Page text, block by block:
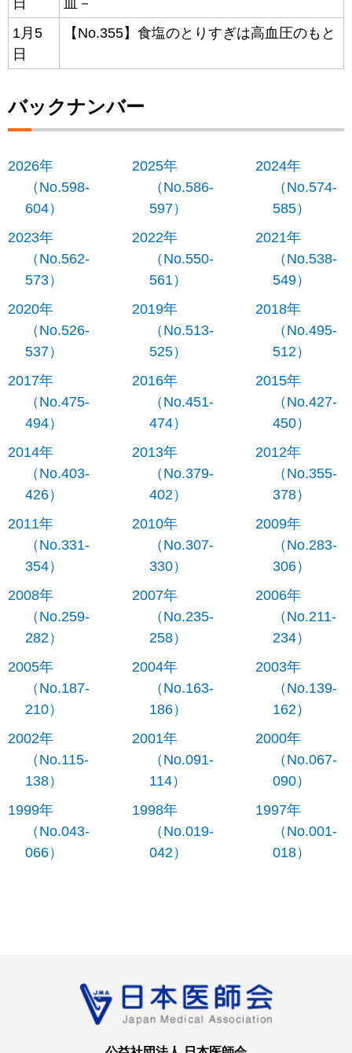
1月5
日
【No.355】食塩のとりすぎは高血圧のもと
バックナンバー
2026年
（No.598-
604）
2025年
（No.586-
597）
2024年
（No.574-
585）
2023年
（No.562-
573）
2022年
（No.550-
561）
2021年
（No.538-
549）
2020年
（No.526-
537）
2019年
（No.513-
525）
2018年
（No.495-
512）
2017年
（No.475-
494）
2016年
（No.451-
474）
2015年
（No.427-
450）
2014年
（No.403-
426）
2013年
（No.379-
402）
2012年
（No.355-
378）
2011年
（No.331-
354）
2010年
（No.307-
330）
2009年
（No.283-
306）
2008年
（No.259-
282）
2007年
（No.235-
258）
2006年
（No.211-
234）
2005年
（No.187-
210）
2004年
（No.163-
186）
2003年
（No.139-
162）
2002年
（No.115-
138）
2001年
（No.091-
114）
2000年
（No.067-
090）
1999年
（No.043-
066）
1998年
（No.019-
042）
1997年
（No.001-
018）